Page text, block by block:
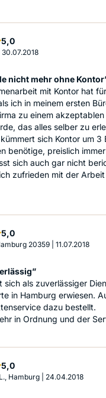
5,0Sterne
30.07.2018
nicht mehr ohne
mit Kontor hat
ich in meinem ersten
zu einem
das alles selber zu
sich Kontor um 3
benötige, preislich
sich auch gar nicht
zufrieden mit der
5,0Sterne
20359 11.07.2018
sich als zuverlässiger
in Hamburg erwiesen.
dazu bestellt.
in Ordnung und der
5,0Sterne
Hamburg 24.04.2018